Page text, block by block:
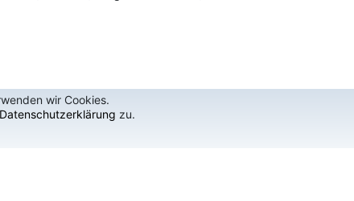
wir Cookies.
Datenschutzerklärung zu.